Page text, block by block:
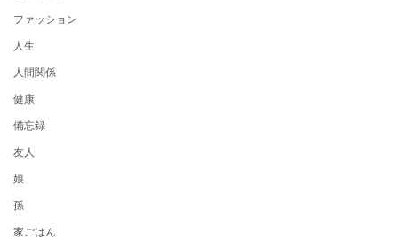
ファッション
人生
人間関係
健康
備忘録
友人
娘
孫
家ごはん